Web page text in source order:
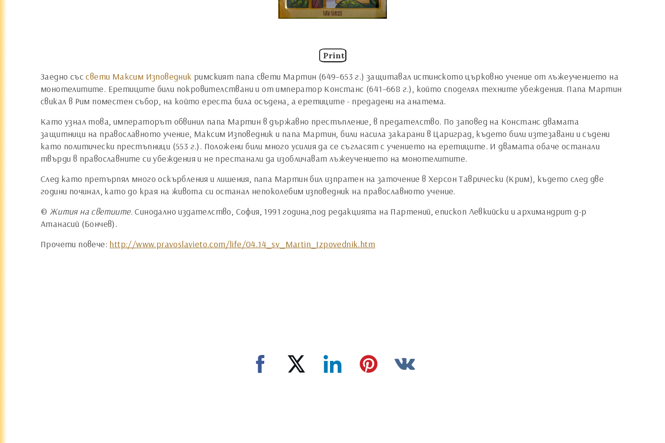
Print
Заедно съссвети Максим Изповедник римският папа свети Мартин (649–653 г.) защитавал истинското църковно учение от лъжеучението на
монотелитите. Еретиците били покровителствани и от император Констанс (641–668 г.), който споделял техните убеждения. Папа Мартин
свикал в Рим поместен събор, на който ереста била осъдена, а еретиците - предадени на анатема.
Като узнал това, императорът обвинил папа Мартин в държавно престъпление, в предателство. По заповед на Констанс двамата
защитници на православното учение, Максим Изповедник и папа Мартин, били насила закарани в Цариград, където били изтезавани и съдени
като политически престъпници (553 г.). Положени били много усилия да се съгласят с учението на еретиците. И двамата обаче останали
твърди в православните си убеждения и не престанали да изобличават лъжеучението на монотелитите.
След като претърпял много оскърбления и лишения, папа Мартин бил изпратен на заточение в Херсон Таврически (Крим), където след две
години починал, като до края на живота си останал непоколебим изповедник на православното учение.
© Жития на светиите. Синодално издателство, София, 1991 година,под редакцията на Партений, епископ Левкийски и архимандрит д-р
Атанасий (Бончев).
Прочети повече: http://www.pravoslavieto.com/life/04.14_sv_Martin_Izpovednik.htm